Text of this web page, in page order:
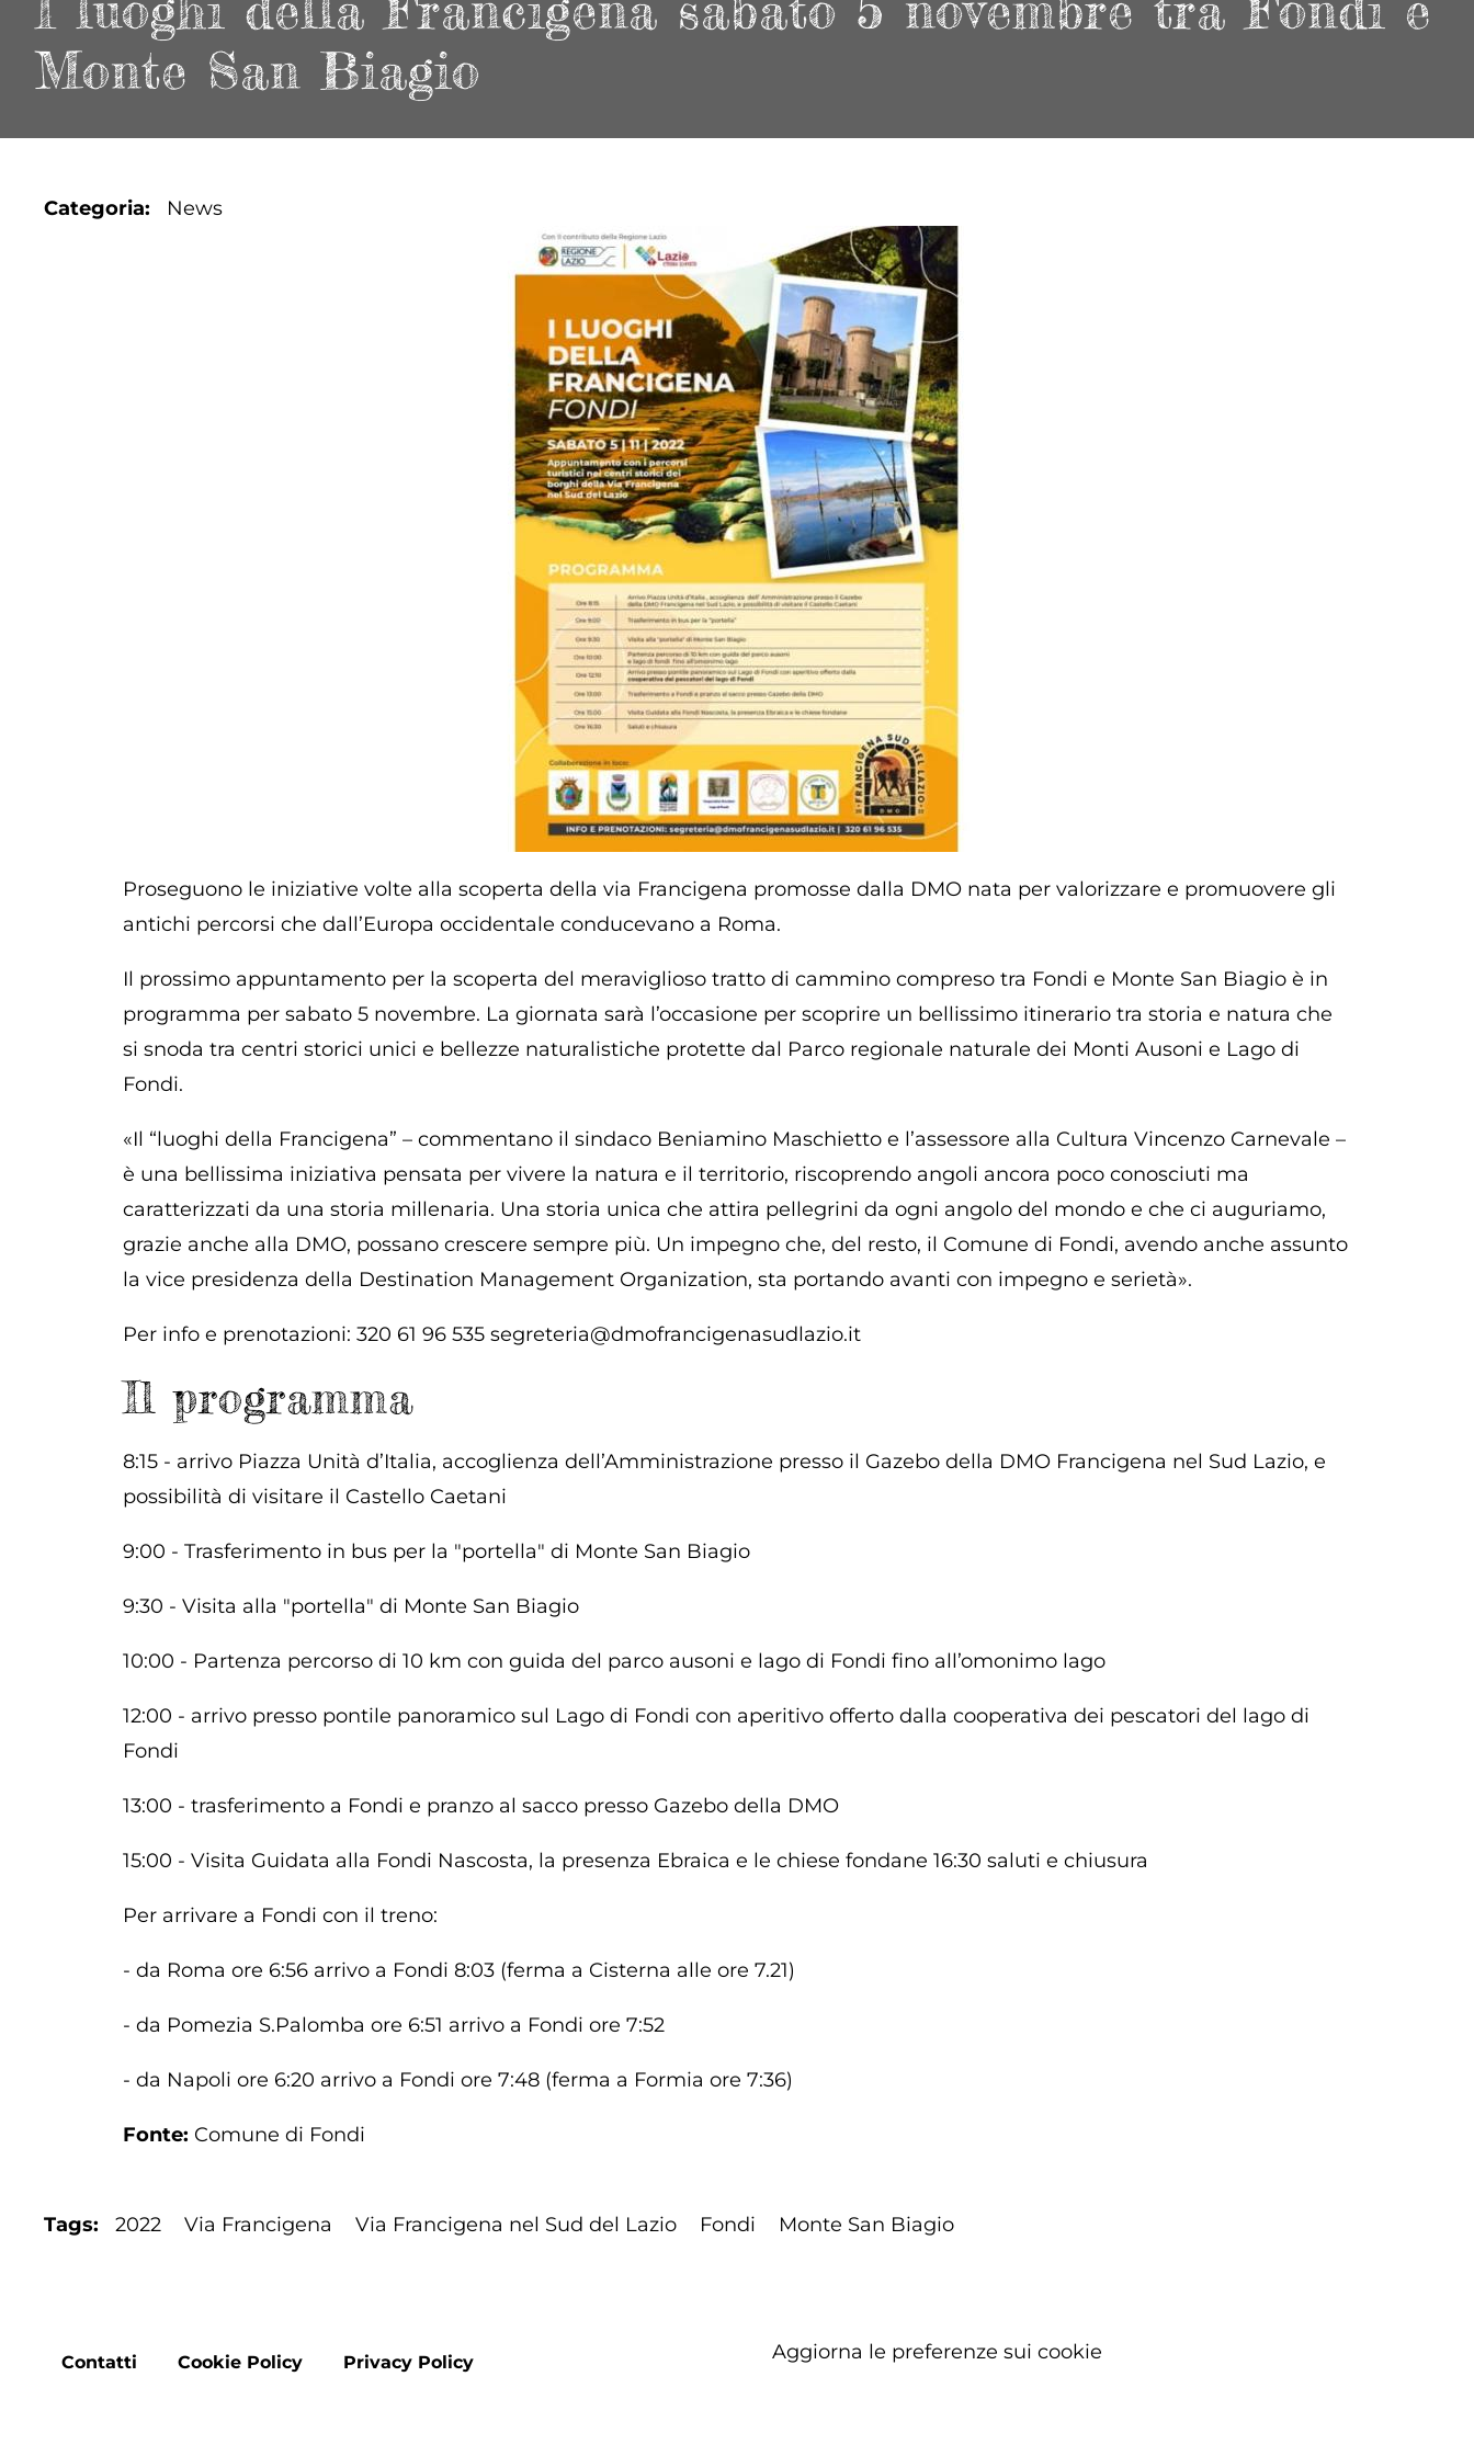
Monte San Biagio
Categoria News
Proseguono le iniziative volte alla scoperta della via Francigena promosse dalla DMO nata per valorizzare e promuovere gli
antichi percorsi che dall’Europa occidentale conducevano a Roma.
Il prossimo appuntamento per la scoperta del meraviglioso tratto di cammino compreso tra Fondi e Monte San Biagio è in
programma per sabato 5 novembre. La giornata sarà l’occasione per scoprire un bellissimo itinerario tra storia e natura che
si snoda tra centri storici unici e bellezze naturalistiche protette dal Parco regionale naturale dei Monti Ausoni e Lago di
Fondi.
«Il “luoghi della Francigena” – commentano il sindaco Beniamino Maschietto e l’assessore alla Cultura Vincenzo Carnevale –
è una bellissima iniziativa pensata per vivere la natura e il territorio, riscoprendo angoli ancora poco conosciuti ma
caratterizzati da una storia millenaria. Una storia unica che attira pellegrini da ogni angolo del mondo e che ci auguriamo,
grazie anche alla DMO, possano crescere sempre più. Un impegno che, del resto, il Comune di Fondi, avendo anche assunto
la vice presidenza della Destination Management Organization, sta portando avanti con impegno e serietà».
Per info e prenotazioni: 320 61 96 535 segreteria@dmofrancigenasudlazio.it
Il programma
8:15 - arrivo Piazza Unità d’Italia, accoglienza dell’Amministrazione presso il Gazebo della DMO Francigena nel Sud Lazio, e
possibilità di visitare il Castello Caetani
9:00 - Trasferimento in bus per la "portella" di Monte San Biagio
9:30 - Visita alla "portella" di Monte San Biagio
10:00 - Partenza percorso di 10 km con guida del parco ausoni e lago di Fondi fino all’omonimo lago
12:00 - arrivo presso pontile panoramico sul Lago di Fondi con aperitivo offerto dalla cooperativa dei pescatori del lago di
Fondi
13:00 - trasferimento a Fondi e pranzo al sacco presso Gazebo della DMO
15:00 - Visita Guidata alla Fondi Nascosta, la presenza Ebraica e le chiese fondane 16:30 saluti e chiusura
Per arrivare a Fondi con il treno:
- da Roma ore 6:56 arrivo a Fondi 8:03 (ferma a Cisterna alle ore 7.21)
- da Pomezia S.Palomba ore 6:51 arrivo a Fondi ore 7:52
- da Napoli ore 6:20 arrivo a Fondi ore 7:48 (ferma a Formia ore 7:36)
Fonte: Comune di Fondi
Tags 2022 Via Francigena Via Francigena nel Sud del Lazio Fondi Monte San Biagio
Footer
Contatti Cookie Policy Privacy Policy Aggiorna le preferenze sui cookie